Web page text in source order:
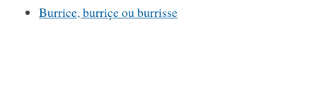
Burrice, burriçe ou burrisse